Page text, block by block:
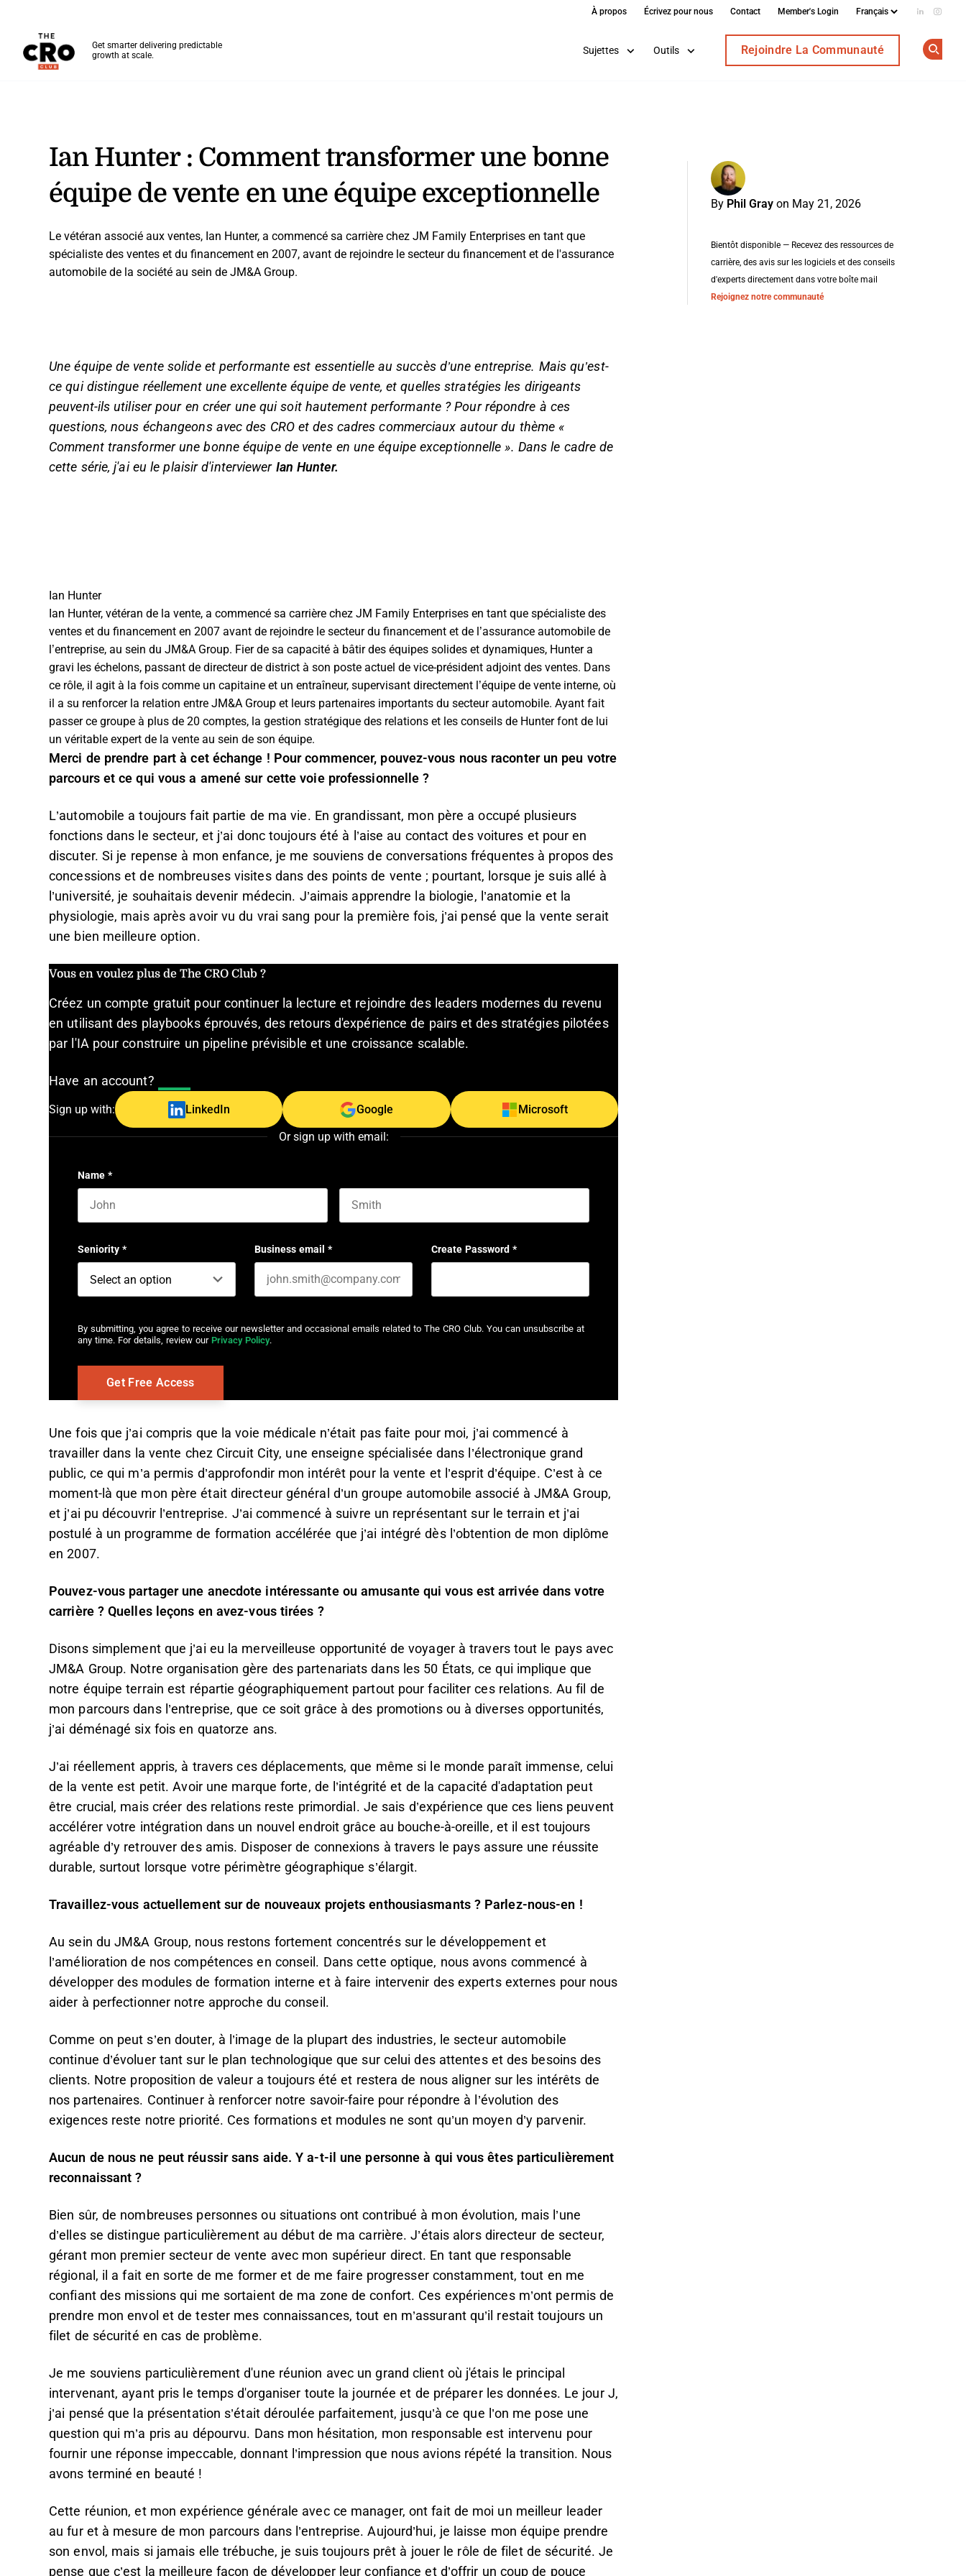
À propos Écrivez pour nous Contact Member's Login Add us
Get smarter delivering predictable
growth at scale.
Sujettes Outils Rejoindre La Communauté
Ian Hunter : Comment transformer une bonne
équipe de vente en une équipe exceptionnelle
By Phil Gray on May 21, 2026
Bientôt disponible — Recevez des ressources de
carrière, des avis sur les logiciels et des conseils
d'experts directement dans votre boîte mail
Rejoignez notre communauté
Le vétéran associé aux ventes, Ian Hunter, a commencé sa carrière chez JM Family Enterprises en tant que
spécialiste des ventes et du financement en 2007, avant de rejoindre le secteur du financement et de l'assurance
automobile de la société au sein de JM&A Group.
Une équipe de vente solide et performante est essentielle au succès d’une entreprise. Mais qu’est-
ce qui distingue réellement une excellente équipe de vente, et quelles stratégies les dirigeants
peuvent-ils utiliser pour en créer une qui soit hautement performante ? Pour répondre à ces
questions, nous échangeons avec des CRO et des cadres commerciaux autour du thème «
Comment transformer une bonne équipe de vente en une équipe exceptionnelle ». Dans le cadre de
cette série, j'ai eu le plaisir d'interviewerIan Hunter.
Ian Hunter
Ian Hunter, vétéran de la vente, a commencé sa carrière chez JM Family Enterprises en tant que spécialiste des
ventes et du financement en 2007 avant de rejoindre le secteur du financement et de l’assurance automobile de
l’entreprise, au sein du JM&A Group. Fier de sa capacité à bâtir des équipes solides et dynamiques, Hunter a
gravi les échelons, passant de directeur de district à son poste actuel de vice-président adjoint des ventes. Dans
ce rôle, il agit à la fois comme un capitaine et un entraîneur, supervisant directement l’équipe de vente interne, où
il a su renforcer la relation entre JM&A Group et leurs partenaires importants du secteur automobile. Ayant fait
passer ce groupe à plus de 20 comptes, la gestion stratégique des relations et les conseils de Hunter font de lui
un véritable expert de la vente au sein de son équipe.
Merci de prendre part à cet échange ! Pour commencer, pouvez-vous nous raconter un peu votre
parcours et ce qui vous a amené sur cette voie professionnelle ?
L’automobile a toujours fait partie de ma vie. En grandissant, mon père a occupé plusieurs
fonctions dans le secteur, et j’ai donc toujours été à l’aise au contact des voitures et pour en
discuter. Si je repense à mon enfance, je me souviens de conversations fréquentes à propos des
concessions et de nombreuses visites dans des points de vente ; pourtant, lorsque je suis allé à
l’université, je souhaitais devenir médecin. J’aimais apprendre la biologie, l’anatomie et la
physiologie, mais après avoir vu du vrai sang pour la première fois, j’ai pensé que la vente serait
une bien meilleure option.
Vous en voulez plus de The CRO Club ?
Créez un compte gratuit pour continuer la lecture et rejoindre des leaders modernes du revenu
en utilisant des playbooks éprouvés, des retours d'expérience de pairs et des stratégies pilotées
par l'IA pour construire un pipeline prévisible et une croissance scalable.
Have an account?
Sign up with: LinkedIn Google Microsoft
Or sign up with email:
Name *
Seniority * Business email * Create Password *
By submitting, you agree to receive our newsletter and occasional emails related to The CRO Club. You can unsubscribe at
any time. For details, review our Privacy Policy.
Une fois que j’ai compris que la voie médicale n’était pas faite pour moi, j’ai commencé à
travailler dans la vente chez Circuit City, une enseigne spécialisée dans l’électronique grand
public, ce qui m’a permis d’approfondir mon intérêt pour la vente et l’esprit d’équipe. C’est à ce
moment-là que mon père était directeur général d’un groupe automobile associé à JM&A Group,
et j’ai pu découvrir l’entreprise. J’ai commencé à suivre un représentant sur le terrain et j’ai
postulé à un programme de formation accélérée que j’ai intégré dès l’obtention de mon diplôme
en 2007.
Pouvez-vous partager une anecdote intéressante ou amusante qui vous est arrivée dans votre
carrière ? Quelles leçons en avez-vous tirées ?
Disons simplement que j’ai eu la merveilleuse opportunité de voyager à travers tout le pays avec
JM&A Group. Notre organisation gère des partenariats dans les 50 États, ce qui implique que
notre équipe terrain est répartie géographiquement partout pour faciliter ces relations. Au fil de
mon parcours dans l’entreprise, que ce soit grâce à des promotions ou à diverses opportunités,
j’ai déménagé six fois en quatorze ans.
J’ai réellement appris, à travers ces déplacements, que même si le monde paraît immense, celui
de la vente est petit. Avoir une marque forte, de l’intégrité et de la capacité d'adaptation peut
être crucial, mais créer des relations reste primordial. Je sais d’expérience que ces liens peuvent
accélérer votre intégration dans un nouvel endroit grâce au bouche-à-oreille, et il est toujours
agréable d’y retrouver des amis. Disposer de connexions à travers le pays assure une réussite
durable, surtout lorsque votre périmètre géographique s’élargit.
Travaillez-vous actuellement sur de nouveaux projets enthousiasmants ? Parlez-nous-en !
Au sein du JM&A Group, nous restons fortement concentrés sur le développement et
l’amélioration de nos compétences en conseil. Dans cette optique, nous avons commencé à
développer des modules de formation interne et à faire intervenir des experts externes pour nous
aider à perfectionner notre approche du conseil.
Comme on peut s’en douter, à l’image de la plupart des industries, le secteur automobile
continue d’évoluer tant sur le plan technologique que sur celui des attentes et des besoins des
clients. Notre proposition de valeur a toujours été et restera de nous aligner sur les intérêts de
nos partenaires. Continuer à renforcer notre savoir-faire pour répondre à l’évolution des
exigences reste notre priorité. Ces formations et modules ne sont qu’un moyen d’y parvenir.
Aucun de nous ne peut réussir sans aide. Y a-t-il une personne à qui vous êtes particulièrement
reconnaissant ?
Bien sûr, de nombreuses personnes ou situations ont contribué à mon évolution, mais l’une
d’elles se distingue particulièrement au début de ma carrière. J’étais alors directeur de secteur,
gérant mon premier secteur de vente avec mon supérieur direct. En tant que responsable
régional, il a fait en sorte de me former et de me faire progresser constamment, tout en me
confiant des missions qui me sortaient de ma zone de confort. Ces expériences m’ont permis de
prendre mon envol et de tester mes connaissances, tout en m’assurant qu’il restait toujours un
filet de sécurité en cas de problème.
Je me souviens particulièrement d'une réunion avec un grand client où j'étais le principal
intervenant, ayant pris le temps d'organiser toute la journée et de préparer les données. Le jour J,
j’ai pensé que la présentation s’était déroulée parfaitement, jusqu’à ce que l’on me pose une
question qui m’a pris au dépourvu. Dans mon hésitation, mon responsable est intervenu pour
fournir une réponse impeccable, donnant l’impression que nous avions répété la transition. Nous
avons terminé en beauté !
Cette réunion, et mon expérience générale avec ce manager, ont fait de moi un meilleur leader
au fur et à mesure de mon parcours dans l’entreprise. Aujourd’hui, je laisse mon équipe prendre
son envol, mais si jamais elle trébuche, je suis toujours prêt à jouer le rôle de filet de sécurité. Je
pense que c’est la meilleure façon de développer leur confiance et d’offrir un coup de pouce